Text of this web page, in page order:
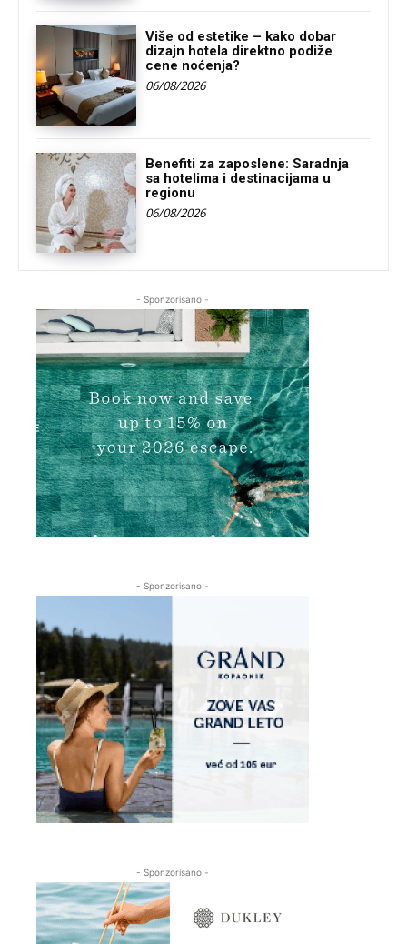
Više od estetike – kako dobar
dizajn hotela direktno podiže
cene noćenja?
06/08/2026
Benefiti za zaposlene: Saradnja
sa hotelima i destinacijama u
regionu
06/08/2026
- Sponzorisano -
- Sponzorisano -
- Sponzorisano -